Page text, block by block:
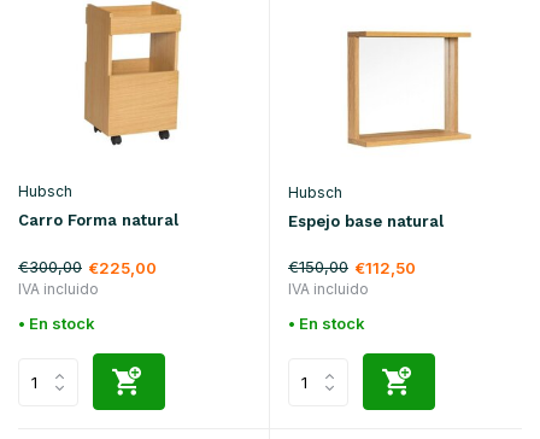
Hubsch
Carro Forma natural
€300,00 €225,00
IVA incluido
• En stock
Hubsch
Espejo base natural
€150,00 €112,50
IVA incluido
• En stock